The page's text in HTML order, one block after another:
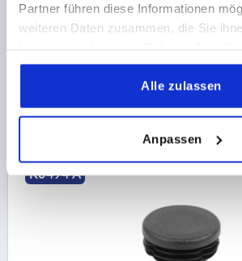
Partner führen diese Informationen
weiteren Daten zusammen, die Sie
gesammelt haben.
Alle zulassen
Anpassen
zzgl. MwSt.
K0494 A